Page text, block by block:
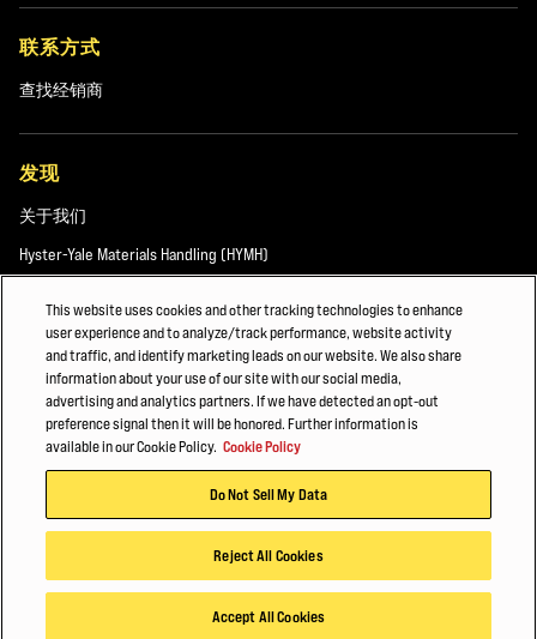
联系方式
查找经销商
发现
关于我们
Hyster-Yale Materials Handling (HYMH)
职业发展
职业发展
© 2026 Hyster-Yale Materials Handling, Inc. 保留所有权利。
隐私政策 使用条款 Cookie 政策
This website uses cookies and other tracking technologies to enhance
user experience and to analyze/track performance, website activity
and traffic, and identify marketing leads on our website. We also share
information about your use of our site with our social media,
advertising and analytics partners. If we have detected an opt-out
preference signal then it will be honored. Further information is
available in our Cookie Policy. Cookie Policy
Do Not Sell My Data
Reject All Cookies
Accept All Cookies